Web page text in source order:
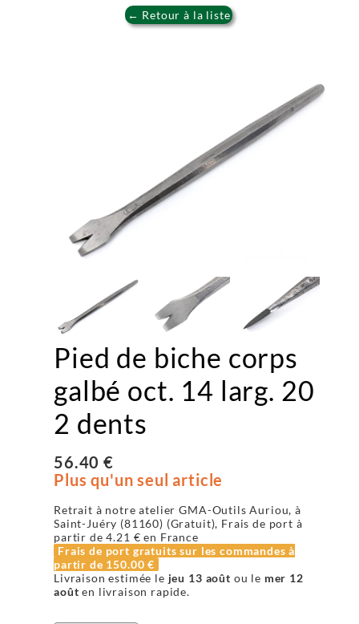
← Retour à la liste
Pied de biche corps
galbé oct. 14 larg. 20
2 dents
56.40 €
Plus qu'un seul article
Retrait à notre atelier GMA-Outils Auriou, à
Saint-Juéry (81160) (Gratuit), Frais de port à
partir de4.21 € en France
Frais de port gratuits sur les commandes à
partir de 150.00 €
Livraison estimée le jeu 13 août ou le mer 12
août en livraison rapide.